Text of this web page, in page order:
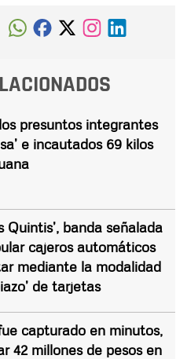
presuntos integrantes
e incautados 69 kilos
Quintis’, banda señalada
cajeros automáticos
mediante la modalidad
de tarjetas
capturado en minutos,
42 millones de pesos en